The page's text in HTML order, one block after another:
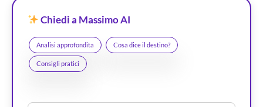
Chiedi a Massimo AI
Analisi approfondita Cosa dice il destino?
Consigli pratici